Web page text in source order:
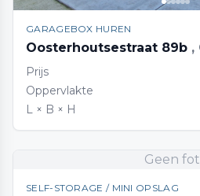
GARAGEBOX HUREN
Oosterhoutsestraat 89b ,
Prijs
Oppervlakte
L × B × H
Geen
SELF-STORAGE / MINI OPSLAG